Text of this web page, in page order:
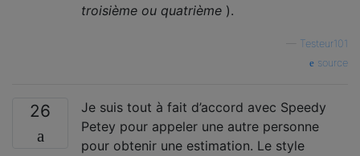
troisième ou quatrième ).
Testeur101
source
26
Je suis tout à fait d’accord avec Speedy
Petey pour appeler une autre personne
pour obtenir une estimation. Le style